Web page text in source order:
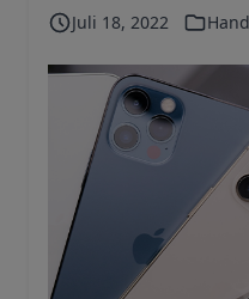
Juli 18, 2022